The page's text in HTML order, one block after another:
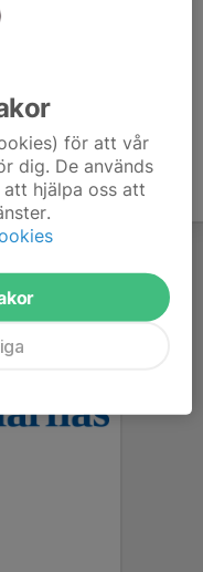
för att vår
dig. De används
hjälpa oss att